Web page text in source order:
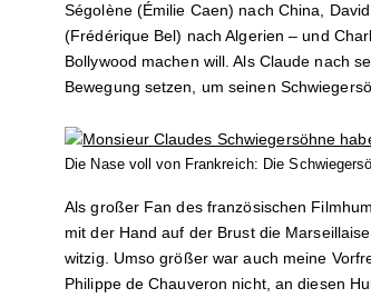
Ségolène (Émilie Caen) nach China,
(Frédérique Bel) nach Algerien – und
Bollywood machen will. Als Claude nach
Bewegung setzen, um seinen
Die Nase voll von Frankreich: Die
Als großer Fan des französischen
mit der Hand auf der Brust die
witzig. Umso größer war auch meine
Philippe de Chauveron nicht, an diesen